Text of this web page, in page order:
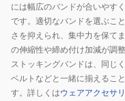
には幅広のバンドが合いやす
です。適切なバンドを選ぶこ
さを抑えられ、集中力を保て
の伸縮性や締め付け加減が調
ストッキングバンドは、同じ
ベルトなどと一緒に揃えるこ
す。詳しくはウェアアクセサ